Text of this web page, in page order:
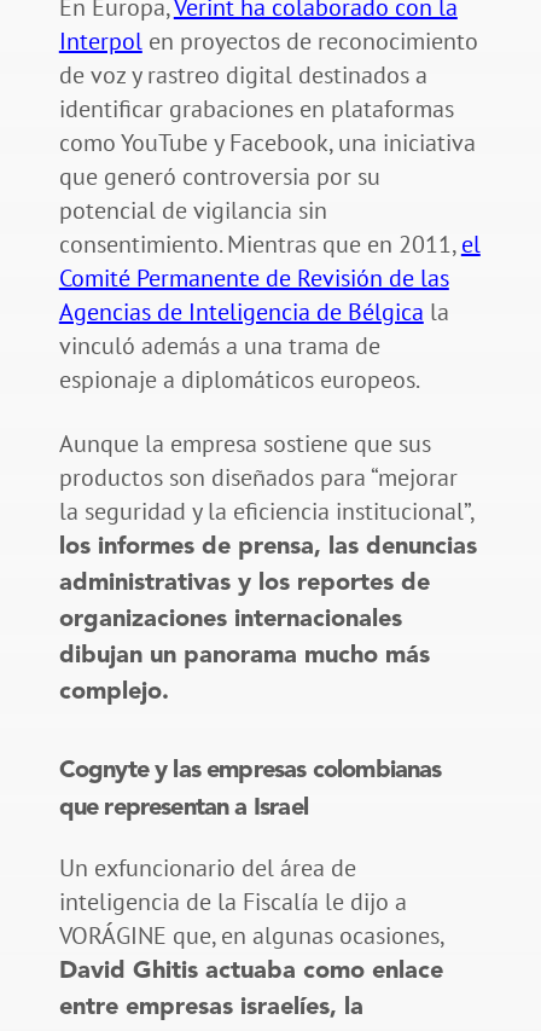
En Europa,Verint ha colaborado con la
Interpolen proyectos de reconocimiento
de voz y rastreo digital destinados a
identificar grabaciones en plataformas
como YouTube y Facebook, una iniciativa
que generó controversia por su
potencial de vigilancia sin
consentimiento. Mientras que en 2011,el
Comité Permanente de Revisión de las
Agencias de Inteligencia de Bélgica la
vinculó además a una trama de
espionaje a diplomáticos europeos.
Aunque la empresa sostiene que sus
productos son diseñados para “mejorar
la seguridad y la eficiencia institucional”,
los informes de prensa, las denuncias
administrativas y los reportes de
organizaciones internacionales
dibujan un panorama mucho más
complejo.
Cognyte y las empresas colombianas
que representan a Israel
Un exfuncionario del área de
inteligencia de la Fiscalía le dijo a
VORÁGINE que, en algunas ocasiones,
David Ghitis actuaba como enlace
entre empresas israelíes, la